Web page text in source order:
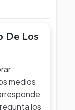
De Los
medios
los